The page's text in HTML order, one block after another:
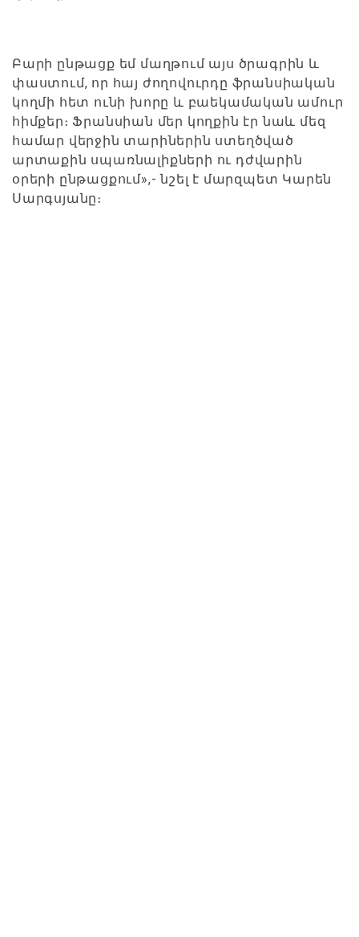
Բարի ընթացք եմ մաղթում այս ծրագրին և
փաստում, որ հայ ժողովուրդը ֆրանսիական
կողմի հետ ունի խորը և բաեկամական ամուր
հիմքեր։ Ֆրանսիան մեր կողքին էր նաև մեզ
համար վերջին տարիներին ստեղծված
արտաքին սպառնալիքների ու դժվարին
օրերի ընթացքում»,- նշել է մարզպետ Կարեն
Սարգսյանը։